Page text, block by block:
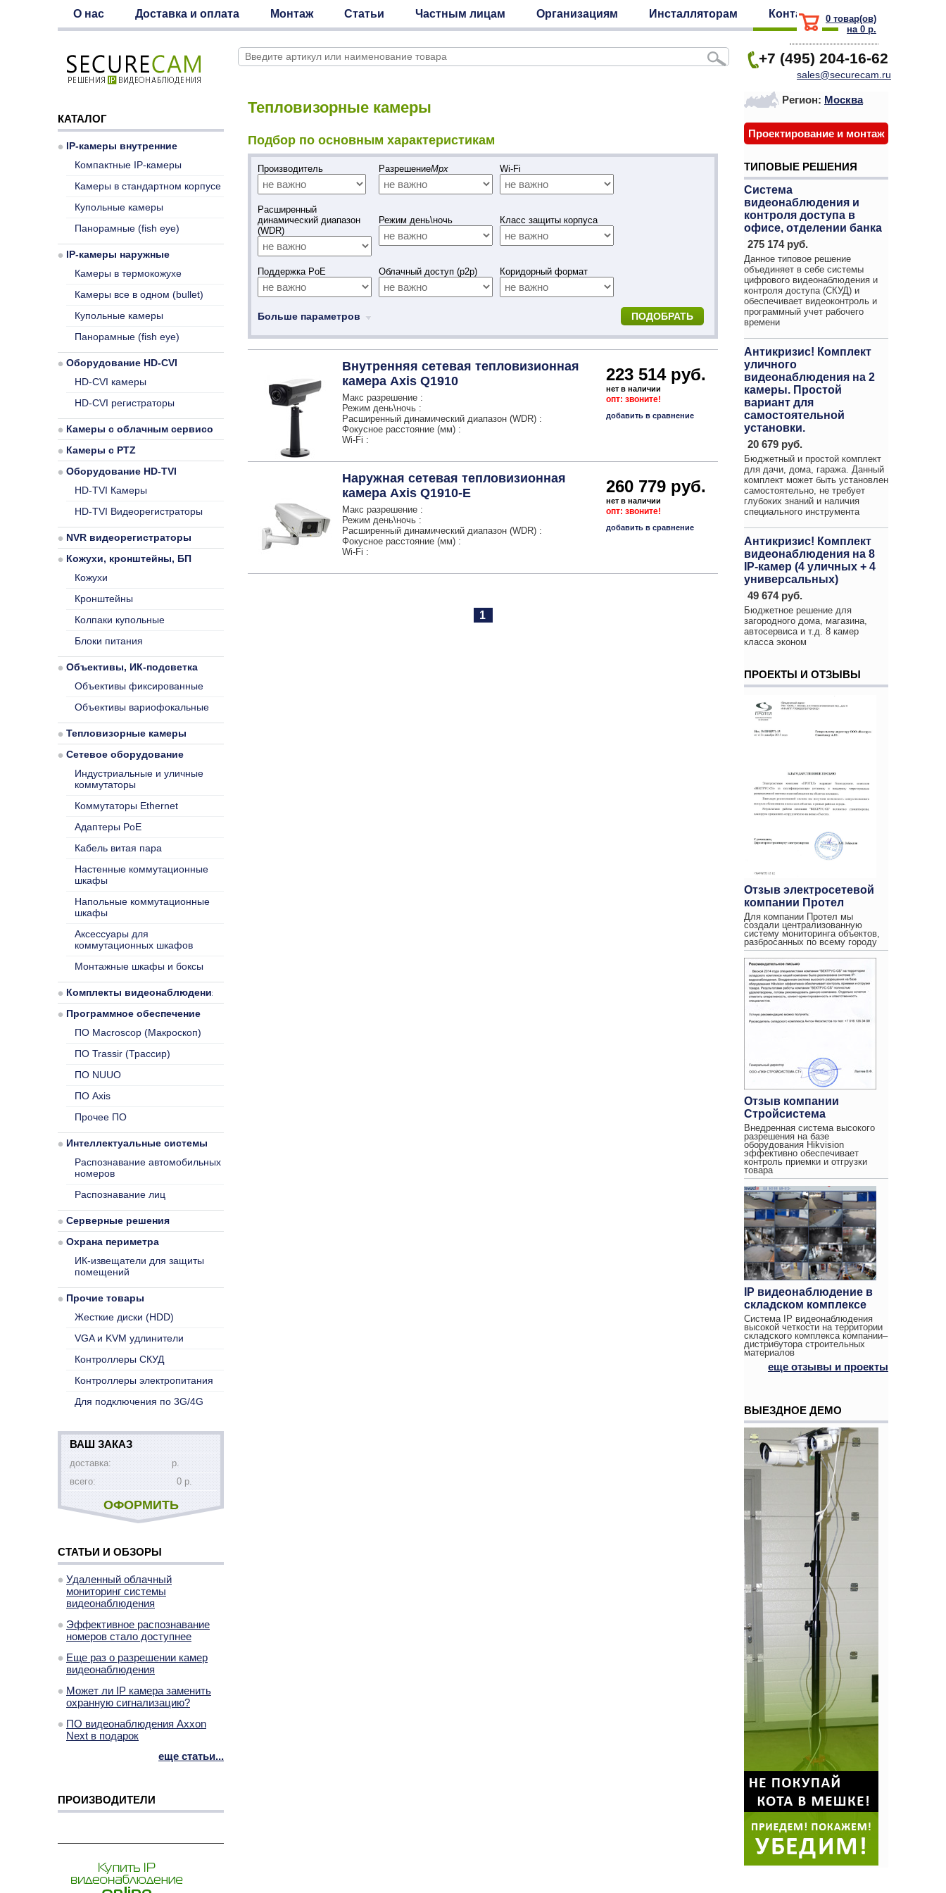
О нас Доставка и оплата Монтаж Статьи Частным лицам Организациям Инсталляторам Контакты 0 товар(ов)
на 0 р.
+7 (495) 204-16-62
sales@securecam.ru
Тепловизорные камеры
Подбор по основным характеристикам
Производитель РазрешениеMpx Wi-Fi
Расширенный
динамический диапазон
(WDR)
Режим день\ночь Класс защиты корпуса
Поддержка PoE Облачный доступ (p2p) Коридорный формат
Больше параметров
Внутренняя сетевая тепловизионная
камера Axis Q1910
Макс разрешение :
Режим день\ночь :
Расширенный динамический диапазон (WDR) :
Фокусное расстояние (мм) :
Wi-Fi :
223 514 руб.
нет в наличии
опт: звоните!
добавить в сравнение
Наружная сетевая тепловизионная
камера Axis Q1910-E
Макс разрешение :
Режим день\ночь :
Расширенный динамический диапазон (WDR) :
Фокусное расстояние (мм) :
Wi-Fi :
260 779 руб.
нет в наличии
опт: звоните!
добавить в сравнение
1
КАТАЛОГ
IP-камеры внутренние
Компактные IP-камеры
Камеры в стандартном корпусе
Купольные камеры
Панорамные (fish eye)
IP-камеры наружные
Камеры в термокожухе
Камеры все в одном (bullet)
Купольные камеры
Панорамные (fish eye)
Оборудование HD-CVI
HD-CVI камеры
HD-CVI регистраторы
Камеры с облачным сервисом
Камеры с PTZ
Оборудование HD-TVI
HD-TVI Камеры
HD-TVI Видеорегистраторы
NVR видеорегистраторы
Кожухи, кронштейны, БП
Кожухи
Кронштейны
Колпаки купольные
Блоки питания
Объективы, ИК-подсветка
Объективы фиксированные
Объективы вариофокальные
Тепловизорные камеры
Сетевое оборудование
Индустриальные и уличные
коммутаторы
Коммутаторы Ethernet
Адаптеры PoE
Кабель витая пара
Настенные коммутационные
шкафы
Напольные коммутационные
шкафы
Аксессуары для
коммутационных шкафов
Монтажные шкафы и боксы
Комплекты видеонаблюдения
Программное обеспечение
ПО Macroscop (Макроскоп)
ПО Trassir (Трассир)
ПО NUUO
ПО Axis
Прочее ПО
Интеллектуальные системы
Распознавание автомобильных
номеров
Распознавание лиц
Серверные решения
Охрана периметра
ИК-извещатели для защиты
помещений
Прочие товары
Жесткие диски (HDD)
VGA и KVM удлинители
Контроллеры СКУД
Контроллеры электропитания
Для подключения по 3G/4G
ВАШ ЗАКАЗ
доставка:
р.
всего:
0 р.
ОФОРМИТЬ
СТАТЬИ И ОБЗОРЫ
Удаленный облачный
мониторинг системы
видеонаблюдения
Эффективное распознавание
номеров стало доступнее
Еще раз о разрешении камер
видеонаблюдения
Может ли IP камера заменить
охранную сигнализацию?
ПО видеонаблюдения Axxon
Next в подарок
еще статьи...
ПРОИЗВОДИТЕЛИ
Регион: Москва
Проектирование и монтаж
ТИПОВЫЕ РЕШЕНИЯ
Система
видеонаблюдения и
контроля доступа в
офисе, отделении банка
275 174 руб.
Данное типовое решение
объединяет в себе системы
цифрового видеонаблюдения и
контроля доступа (СКУД) и
обеспечивает видеоконтроль и
программный учет рабочего
времени
Антикризис! Комплект
уличного
видеонаблюдения на 2
камеры. Простой
вариант для
самостоятельной
установки.
20 679 руб.
Бюджетный и простой комплект
для дачи, дома, гаража. Данный
комплект может быть установлен
самостоятельно, не требует
глубоких знаний и наличия
специального инструмента
Антикризис! Комплект
видеонаблюдения на 8
IP-камер (4 уличных + 4
универсальных)
49 674 руб.
Бюджетное решение для
загородного дома, магазина,
автосервиса и т.д. 8 камер
класса эконом
ПРОЕКТЫ И ОТЗЫВЫ
Отзыв электросетевой
компании Протел
Для компании Протел мы
создали централизованную
систему мониторинга объектов,
разбросанных по всему городу
Отзыв компании
Стройсистема
Внедренная система высокого
разрешения на базе
оборудования Hikvision
эффективно обеспечивает
контроль приемки и отгрузки
товара
IP видеонаблюдение в
складском комплексе
Система IP видеонаблюдения
высокой четкости на территории
складского комплекса компании–
дистрибутора строительных
материалов
еще отзывы и проекты
ВЫЕЗДНОЕ ДЕМО